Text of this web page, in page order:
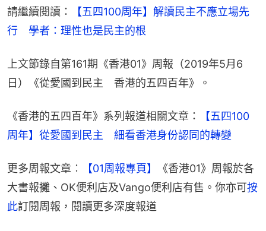
請繼續閱讀：
【五四100周年】解讀民主不應立場先
行　學者：理性也是民主的根
上文節錄自第161期《香港01》周報（2019年5月6
日）《從愛國到民主　香港的五四百年》。
《香港的五四百年》系列報道相關文章：
【五四100
周年】從愛國到民主　細看香港身份認同的轉變
更多周報文章︰ 【01周報專頁】
《香港01》周報於各
大書報攤、OK便利店及Vango便利店有售。你亦可按
此訂閱周報，閱讀更多深度報道